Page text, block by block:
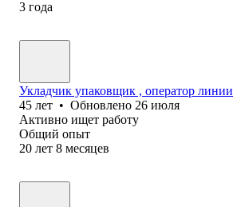
3 года
Укладчик упаковщик , оператор линии
45 лет • Обновлено 26 июля
Активно ищет работу
Общий опыт
20 лет 8 месяцев